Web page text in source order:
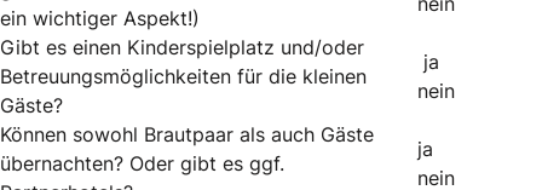
ein wichtiger Aspekt!)
Gibt es einen Kinderspielplatz und/oder
Betreuungsmöglichkeiten für die kleinen
Gäste?
ja
nein
Können sowohl Brautpaar als auch Gäste
übernachten? Oder gibt es ggf.
ja
nein